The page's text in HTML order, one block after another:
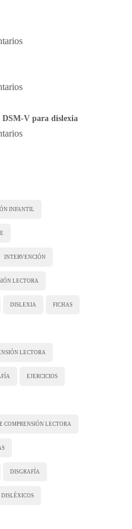
DSM-V para dislexia
INFANTIL
INTERVENCIÓN
LECTORA
DISLEXIA FICHAS
LECTORA
EJERCICIOS
COMPRENSIÓN LECTORA
DISGRAFÍA
DISLÉXICOS